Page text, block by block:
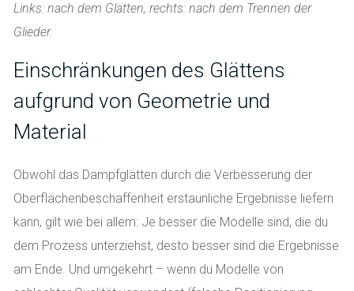
Links: nach dem Glätten, rechts: nach dem Trennen der
Glieder.
Einschränkungen des Glättens
aufgrund von Geometrie und
Material
Obwohl das Dampfglätten durch die Verbesserung der
Oberflächenbeschaffenheit erstaunliche Ergebnisse liefern
kann, gilt wie bei allem: Je besser die Modelle sind, die du
dem Prozess unterziehst, desto besser sind die Ergebnisse
am Ende. Und umgekehrt – wenn du Modelle von